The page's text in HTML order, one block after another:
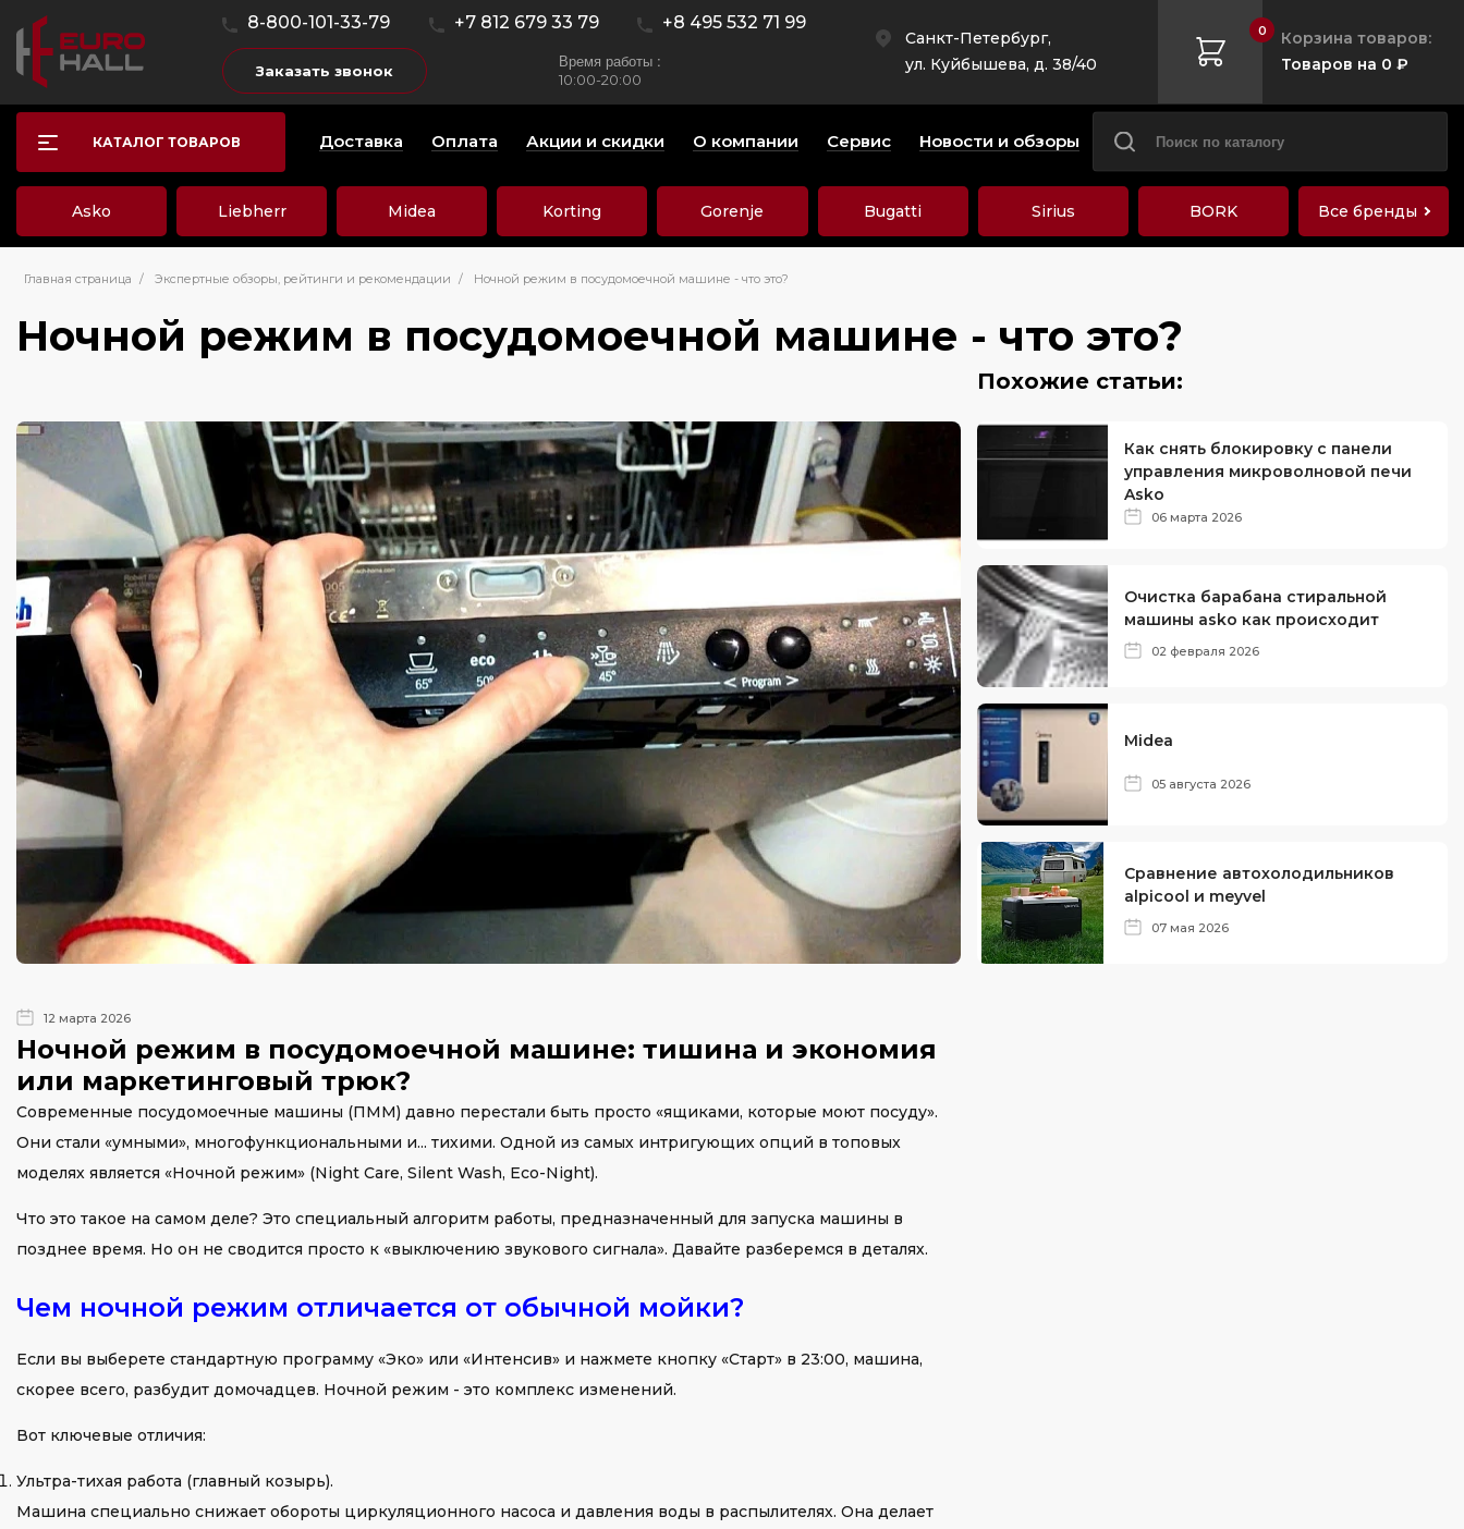
8-800-101-33-79 +7 812 679 33 79 +8 495 532 71 99
Заказать звонок Время работы :
10:00-20:00
Санкт-Петербург,
ул. Куйбышева, д. 38/40
0
Корзина товаров:
Товаров на 0 ₽
КАТАЛОГ ТОВАРОВ Доставка Оплата Акции и скидки О компании Сервис Новости и обзоры
Asko Liebherr Midea Korting Gorenje Bugatti Sirius BORK Все бренды
Главная страница / Экспертные обзоры, рейтинги и рекомендации / Ночной режим в посудомоечной машине - что это?
Ночной режим в посудомоечной машине - что это?
Как снять блокировку с панели
управления микроволновой печи
Asko
06 марта 2026
Очистка барабана стиральной
машины asko как происходит
02 февраля 2026
Midea
05 августа 2026
Сравнение автохолодильников
alpicool и meyvel
07 мая 2026
12 марта 2026
Ночной режим в посудомоечной машине: тишина и экономия
или маркетинговый трюк?
Современные посудомоечные машины (ПММ) давно перестали быть просто «ящиками, которые моют посуду».
Они стали «умными», многофункциональными и... тихими. Одной из самых интригующих опций в топовых
моделях является «Ночной режим» (Night Care, Silent Wash, Eco-Night).
Что это такое на самом деле? Это специальный алгоритм работы, предназначенный для запуска машины в
позднее время. Но он не сводится просто к «выключению звукового сигнала». Давайте разберемся в деталях.
Чем ночной режим отличается от обычной мойки?
Если вы выберете стандартную программу «Эко» или «Интенсив» и нажмете кнопку «Старт» в 23:00, машина,
скорее всего, разбудит домочадцев. Ночной режим - это комплекс изменений.
Вот ключевые отличия:
Ультра-тихая работа (главный козырь).
Машина специально снижает обороты циркуляционного насоса и давления воды в распылителях. Она делает